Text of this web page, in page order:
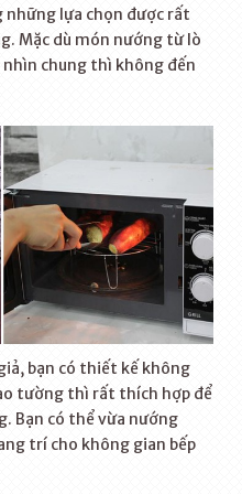
lựa chọn được rất
Mặc dù món nướng từ lò
chung thì không đến
bạn có thiết kế không
tường thì rất thích hợp để
Bạn có thể vừa nướng
trí cho không gian bếp